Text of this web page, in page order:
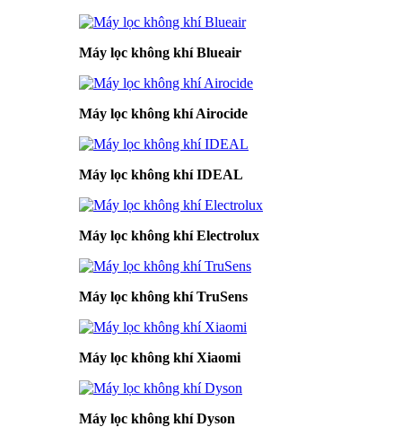
Máy lọc không khí Blueair
Máy lọc không khí Airocide
Máy lọc không khí IDEAL
Máy lọc không khí Electrolux
Máy lọc không khí TruSens
Máy lọc không khí Xiaomi
Máy lọc không khí Dyson